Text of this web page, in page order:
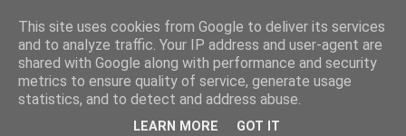
Au bistro !
La connerie étant le seul chemin susceptible de nous faire
entrevoir une parcelle de vérité, utilisons la par des moyens
de communication efficaces. Le temps qu'on remplisse nos
This site uses cookies from Google to deliver its services
and to analyze traffic. Your IP address and user-agent are
shared with Google along with performance and security
metrics to ensure quality of service, generate usage
statistics, and to detect and address abuse.
LEARN MORE GOT IT